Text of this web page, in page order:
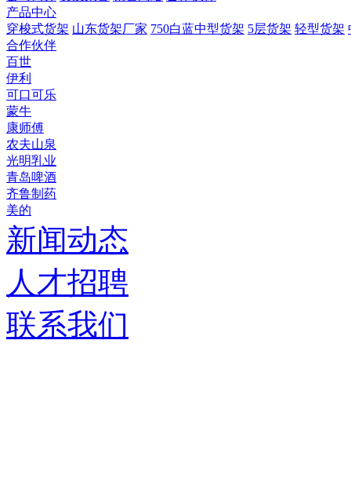
产品中心
穿梭式货架 山东货架厂家 750白蓝中型货架 5层货架 轻型货架
合作伙伴
百世
伊利
可口可乐
蒙牛
康师傅
农夫山泉
光明乳业
青岛啤酒
齐鲁制药
美的
新闻动态
人才招聘
联系我们